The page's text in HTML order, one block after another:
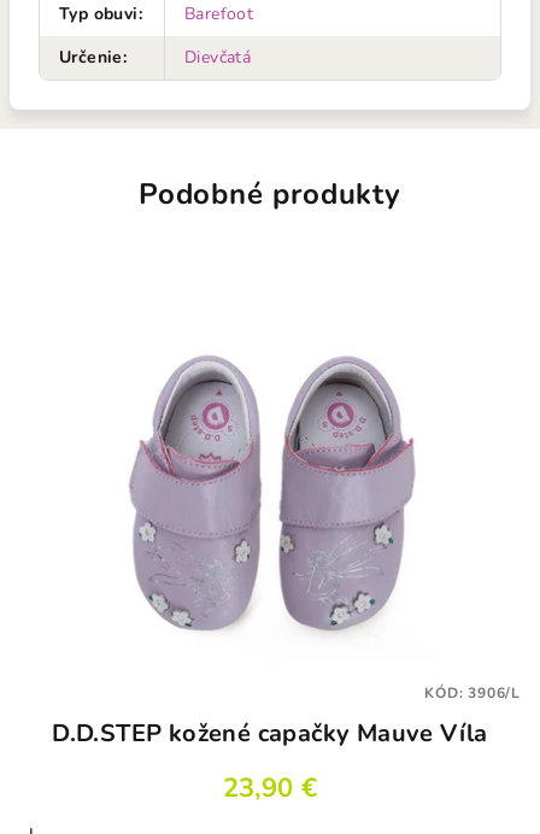
Typ obuvi:
Barefoot
Určenie: Dievčatá
Podobné produkty
D.D.STEP kožené capačky Mauve Víla
23,90 €
KÓD:3906/L